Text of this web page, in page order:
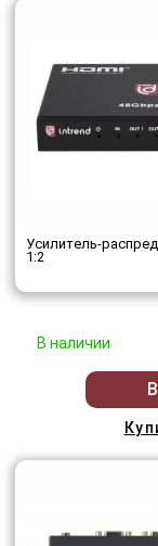
Усилитель-
1:2
В наличии